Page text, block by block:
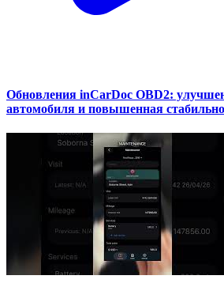
Обновления inCarDoc OBD2:
автомобиля и повышенная